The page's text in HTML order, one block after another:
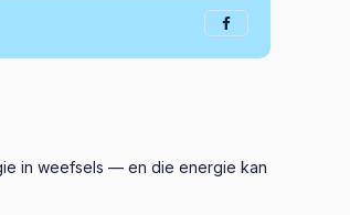
in weefsels — en die energie kan